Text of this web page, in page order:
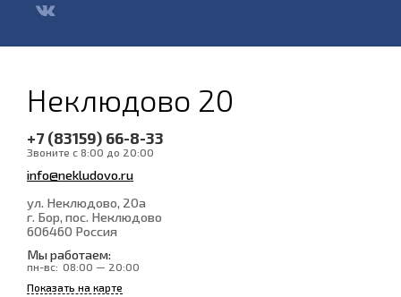
Неклюдово 20
+7 (83159) 66-8-33
Звоните с 8:00 до 20:00
info@nekludovo.ru
ул. Неклюдово, 20а
г. Бор, пос. Неклюдово
606460 Россия
Мы работаем:
пн-вс: 08:00 — 20:00
Показать на карте